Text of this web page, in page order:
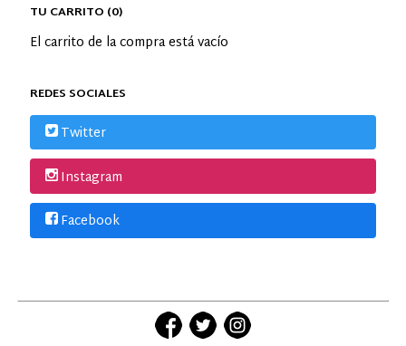
TU CARRITO (0)
El carrito de la compra está vacío
REDES SOCIALES
Twitter
Instagram
Facebook